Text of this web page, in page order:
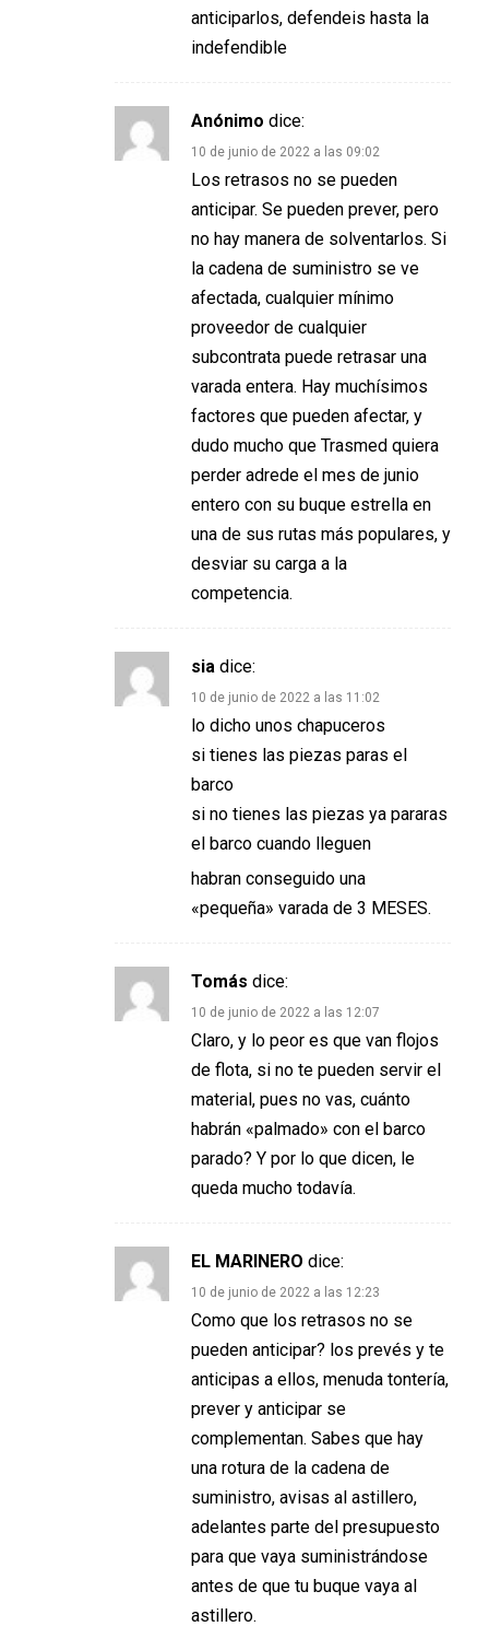
anticiparlos, defendeis hasta la
indefendible
Anónimo dice:
10 de junio de 2022 a las 09:02
Los retrasos no se pueden
anticipar. Se pueden prever, pero
no hay manera de solventarlos. Si
la cadena de suministro se ve
afectada, cualquier mínimo
proveedor de cualquier
subcontrata puede retrasar una
varada entera. Hay muchísimos
factores que pueden afectar, y
dudo mucho que Trasmed quiera
perder adrede el mes de junio
entero con su buque estrella en
una de sus rutas más populares, y
desviar su carga a la
competencia.
sia dice:
10 de junio de 2022 a las 11:02
lo dicho unos chapuceros
si tienes las piezas paras el
barco
si no tienes las piezas ya pararas
el barco cuando lleguen
habran conseguido una
«pequeña» varada de 3 MESES.
Tomás dice:
10 de junio de 2022 a las 12:07
Claro, y lo peor es que van flojos
de flota, si no te pueden servir el
material, pues no vas, cuánto
habrán «palmado» con el barco
parado? Y por lo que dicen, le
queda mucho todavía.
EL MARINERO dice:
10 de junio de 2022 a las 12:23
Como que los retrasos no se
pueden anticipar? los prevés y te
anticipas a ellos, menuda tontería,
prever y anticipar se
complementan. Sabes que hay
una rotura de la cadena de
suministro, avisas al astillero,
adelantes parte del presupuesto
para que vaya suministrándose
antes de que tu buque vaya al
astillero.